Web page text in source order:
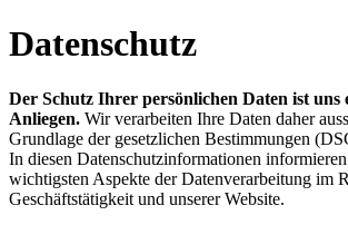
Datenschutz
Der Schutz Ihrer persönlichen Daten ist uns
Anliegen. Wir verarbeiten Ihre Daten daher
Grundlage der gesetzlichen Bestimmungen
In diesen Datenschutzinformationen
wichtigsten Aspekte der Datenverarbeitung im
Geschäftstätigkeit und unserer Website.